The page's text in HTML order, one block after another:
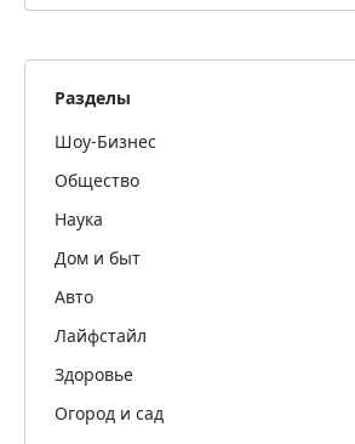
Разделы
Шоу-Бизнес
Общество
Наука
Дом и быт
Авто
Лайфстайл
Здоровье
Огород и сад